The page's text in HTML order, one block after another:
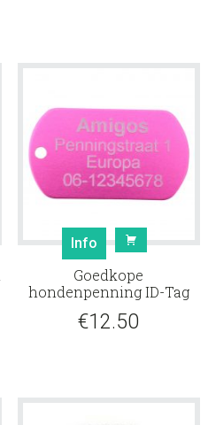
Info
Goedkope
hondenpenning ID-Tag
€12.50